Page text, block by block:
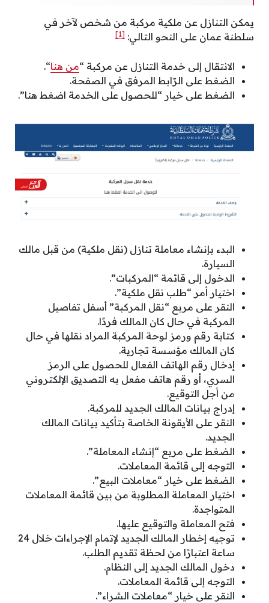
يمكن التنازل عن ملكية مركبة من شخص لآخر في
سلطنة عمان على النحو التالي: [1]
الانتقال إلى خدمة التنازل عن مركبة “من هنا“.
الضغط على الرّابط المرفق في الصفحة.
الضغط على خيار “للحصول على الخدمة اضغط هنا”.
البدء بإنشاء معاملة تنازل (نقل ملكية) من قبل مالك
السيارة.
الدخول إلى قائمة “المركبات”.
اختيار أمر “طلب نقل ملكية”.
النقر على مربع “نقل المركبة” أسفل تفاصيل
المركبة في حال كان المالك فردًا.
كتابة رقم ورمز لوحة المركبة المراد نقلها في حال
كان المالك مؤسسة تجارية.
إدخال رقم الهاتف الفعال للحصول على الرمز
السري، أو رقم هاتف مفعل به التصديق الإلكتروني
من أجل التوقيع.
إدراج بيانات المالك الجديد للمركبة.
النقر على الأيقونة الخاصة بتأكيد بيانات المالك
الجديد.
الضغط على مربع “إنشاء المعاملة”.
التوجه إلى قائمة المعاملات.
الضغط على خيار “معاملات البيع”.
اختيار المعاملة المطلوبة من بين قائمة المعاملات
المتواجدة.
فتح المعاملة والتوقيع عليها.
توجيه إخطار المالك الجديد لإتمام الإجراءات خلال 24
ساعة اعتبارًا من لحظة تقديم الطلب.
دخول المالك الجديد إلى النظام.
التوجه إلى قائمة المعاملات.
النقر على خيار “معاملات الشراء”.